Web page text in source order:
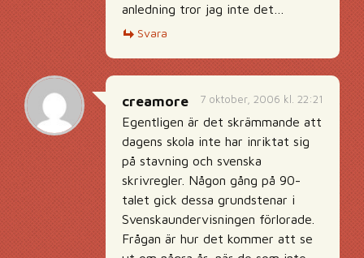
anledning tror jag inte det…
Svara
7 oktober, 2006 kl. 22:21
creamore
Egentligen är det skrämmande att
dagens skola inte har inriktat sig
på stavning och svenska
skrivregler. Någon gång på 90-
talet gick dessa grundstenar i
Svenskaundervisningen förlorade.
Frågan är hur det kommer att se